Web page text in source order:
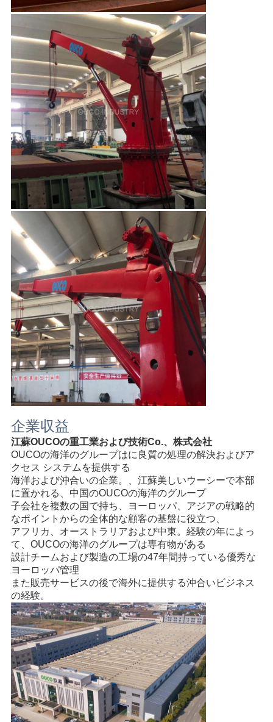
企業収益
江蘇OUCOの重工業および技術Co.、株式会社
OUCOの海洋のグループはに良質の処理の解決およびア
クセス システムを提供する
海洋および沖合いの企業。、江蘇美しいウーシーで本部
に置かれる、中国のOUCOの海洋のグループ
子会社を複数の国で持ち、ヨーロッパ、アジアの戦略的
なポイントからの全体的な顧客の基盤に役立つ、
アフリカ、オーストラリアおよび中東。経験の年によっ
て、OUCOの海洋のグループは専有物がある
設計チームおよび製造の工場の47年間持っている優秀な
ヨーロッパ管理
また販売サービスの後で海外に提供する沖合いビジネス
の経験。